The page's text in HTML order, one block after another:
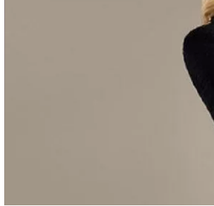
BMW
BIZLIFE
IZJAVA
IZJAVA